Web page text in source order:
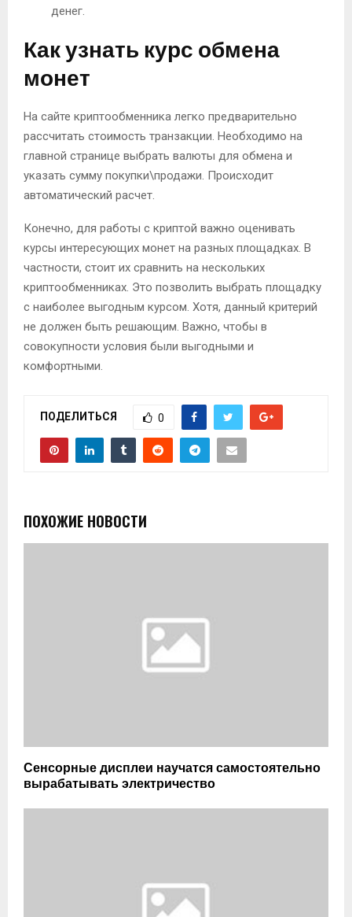
денег.
Как узнать курс обмена
монет
На сайте криптообменника легко предварительно
рассчитать стоимость транзакции. Необходимо на
главной странице выбрать валюты для обмена и
указать сумму покупки\продажи. Происходит
автоматический расчет.
Конечно, для работы с криптой важно оценивать
курсы интересующих монет на разных площадках. В
частности, стоит их сравнить на нескольких
криптообменниках. Это позволить выбрать площадку
с наиболее выгодным курсом. Хотя, данный критерий
не должен быть решающим. Важно, чтобы в
совокупности условия были выгодными и
комфортными.
ПОДЕЛИТЬСЯ 0
ПОХОЖИЕ НОВОСТИ
Сенсорные дисплеи научатся самостоятельно
вырабатывать электричество